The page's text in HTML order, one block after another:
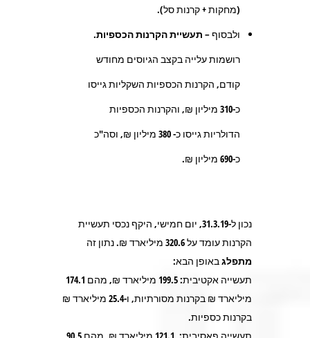
(מחקות + קרנות סל).
ולבסוף – תעשיית הקרנות הכספיות.
רושמות עלייה בקצב הגיוסים מחודש
קודם, הקרנות הכספיות השקליות גייסו
כ-310 מיליון ₪, והקרנות הכספיות
הדולריות גייסו כ-380 מיליון ₪, וסה"כ
כ-690 מיליון ₪.
נכון ל-31.3.19, יום חמישי, היקף נכסי תעשיית
הקרנות עומד על320.6 מיליארד ₪. נתון זה
מתפלגבאופן הבא:
תעשייה אקטיבית:199.5 מיליארד ₪, מהם 174.1
מיליארד ₪ בקרנות מסורתיות, ו-25.4 מיליארד ₪
בקרנות כספיות.
תעשייה פאסיבית: 121.1 מיליארד ₪, מהם 90.5